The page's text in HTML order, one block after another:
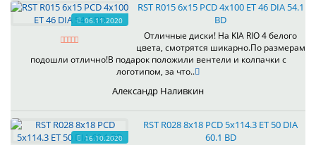
06.11.2020
RST R015 6x15 PCD 4x100 ET 46 DIA 54.1
BD
Отличные диски! На KIA RIO 4 белого
цвета, смотрятся шикарно.По размерам
подошли отлично!В подарок положили вентели и колпачки с
логотипом, за что..
Александр Наливкин
16.10.2020
RST R028 8x18 PCD 5x114.3 ET 50 DIA
60.1 BD